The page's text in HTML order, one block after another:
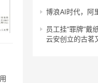
博浪AI时代，阿
员工挂“罪牌”戴
云安创立的古茗